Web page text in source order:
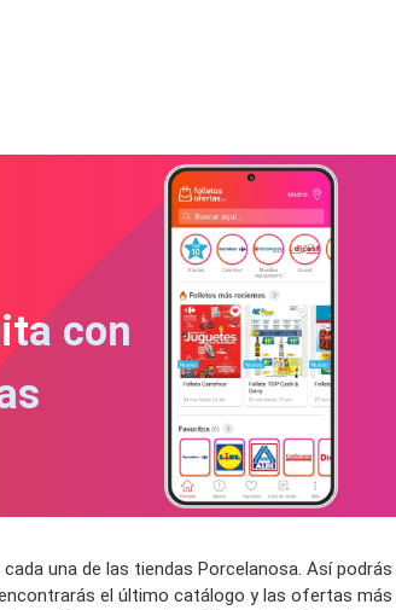
con
una de las tiendas Porcelanosa. Así
el último catálogo y las ofertas